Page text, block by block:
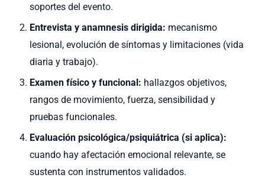
soportes del evento.
Entrevista y anamnesis dirigida: mecanismo
lesional, evolución de síntomas y limitaciones (vida
diaria y trabajo).
Examen físico y funcional: hallazgos objetivos,
rangos de movimiento, fuerza, sensibilidad y
pruebas funcionales.
Evaluación psicológica/psiquiátrica (si aplica):
cuando hay afectación emocional relevante, se
sustenta con instrumentos validados.